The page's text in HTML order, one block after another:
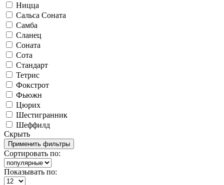
Ницца
Сальса Соната
Самба
Сланец
Соната
Сота
Стандарт
Тетрис
Фокстрот
Фьюжн
Цюрих
Шестигранник
Шеффилд
Скрыть
Сортировать по:
Показывать по: